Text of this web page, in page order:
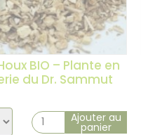
BIO – Plante en
du Dr. Sammut
Ajouter au
panier